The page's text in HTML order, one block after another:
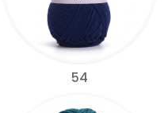
54